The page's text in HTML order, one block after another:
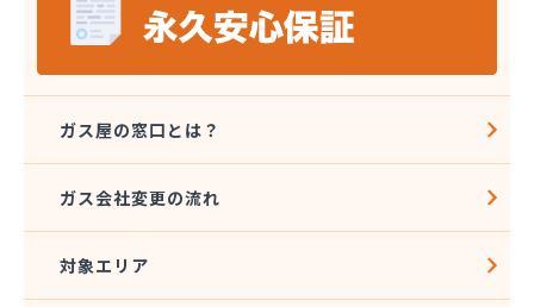
岩崎プロパン
岩谷産業株式会社 エネルギー熊本支店
吉田屋商店
吉武産業株式会社
宮本利一プロパン店
橋口商店
玉名LPガス保安センター
玉名プロパン販売所
ガス屋の窓口とは？
ガス会社変更の流れ
対象エリア